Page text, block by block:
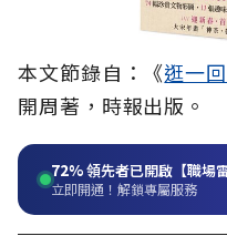
本文節錄自：《逛一
開周著，時報出版。
72%領先者已開啟【職場雷
立即開通！解鎖專屬服務